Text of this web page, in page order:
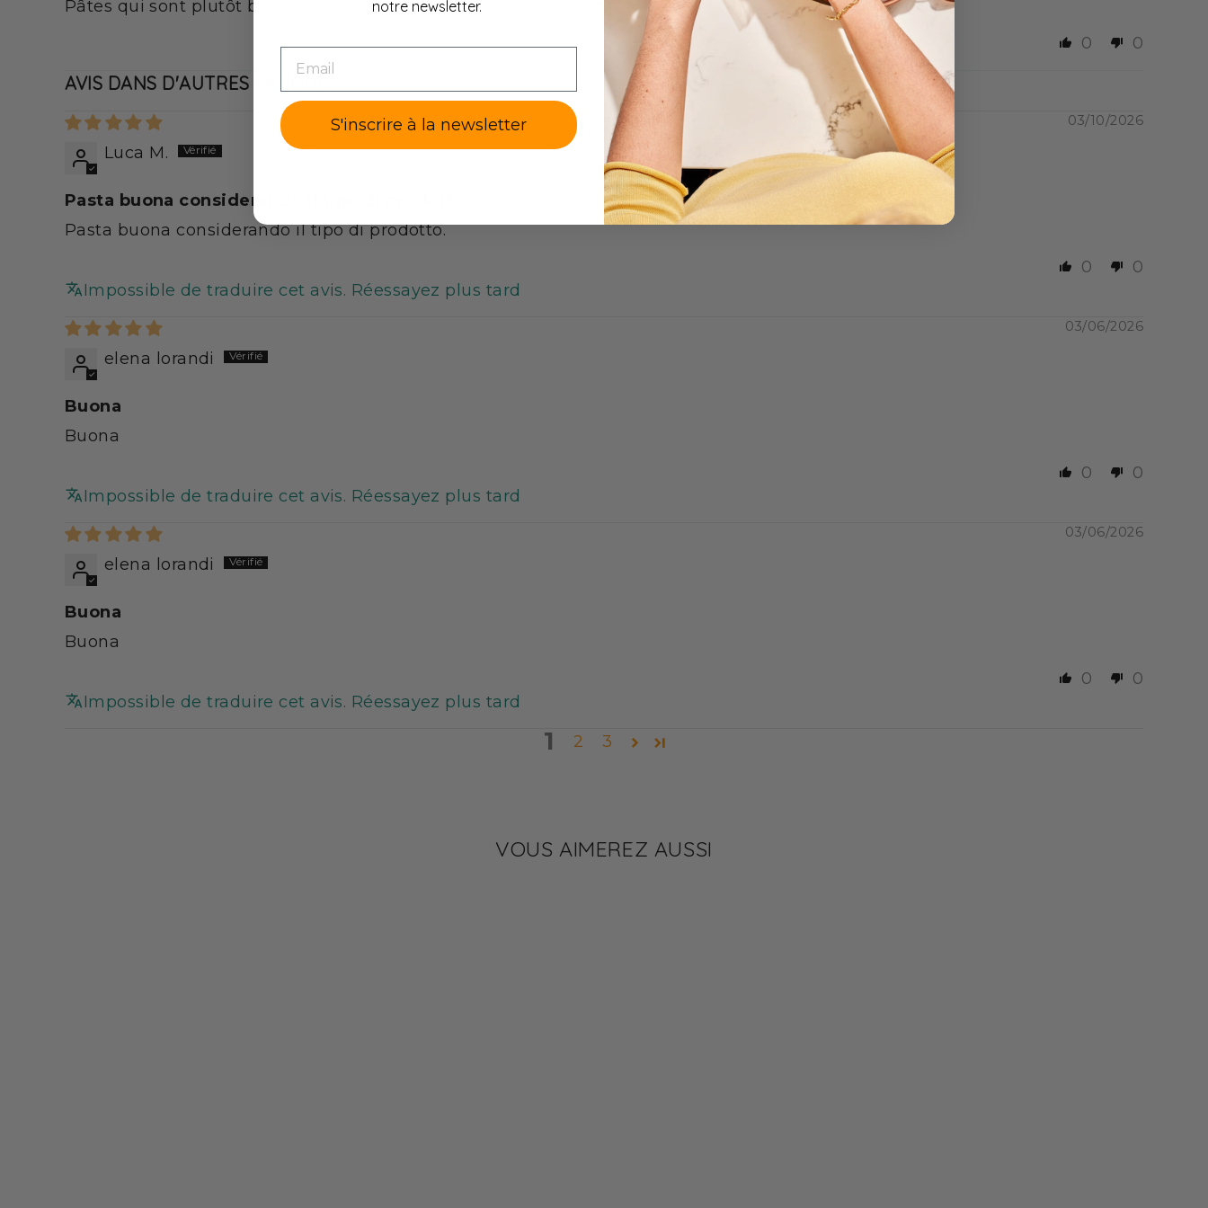
lisses ou striées. Généralement, leur longueur équivaut à cinq fois leur diamètre. Elles tiennent leur nom de
leur forme qui rappelle les plumes d'antan, qu'on utilisait pour écrire à l'encre.
Conservation et stockage :
Entreposez dans l’emballage original dans un endroit frais et sec. Assurez-vous que le sac ou le contenant
soit bien fermé.
Se conserve 24 mois après la date de production dans des conditions normales de stockage.
Maintenez une consommation quotidienne de liquide suffisante pendant une cure hyperprotéinée ou toute
autre forme de régime. Ne pas utiliser comme unique source d'alimentation.
vous être proposés au meilleur prix. Notre site internet
plus de 600 produits dédiés au régime hyperprotéiné, ainsi que des recettes à base de nos produits, des
Produit fabriqué en Italie
Pâtes qui sont plutôt bonnes pour des pâtes protéinés, je recommande
0
0
AVIS DANS D'AUTRES LANGUES
03/10/2026
Luca M.
Pasta buona considerando il tipo di prodotto
Pasta buona considerando il tipo di prodotto.
0
0
Impossible de traduire cet avis. Réessayez plus tard
03/06/2026
elena lorandi
Buona
Buona
0
0
Impossible de traduire cet avis. Réessayez plus tard
03/06/2026
elena lorandi
Buona
Buona
0
0
Impossible de traduire cet avis. Réessayez plus tard
1 2 3
VOUS AIMEREZ AUSSI
notre newsletter.
S'inscrire à la newsletter